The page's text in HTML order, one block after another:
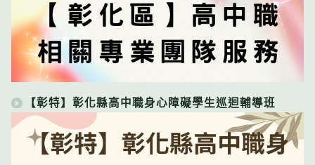
【彰特】彰化縣高中職身心障礙學生巡迴輔導班